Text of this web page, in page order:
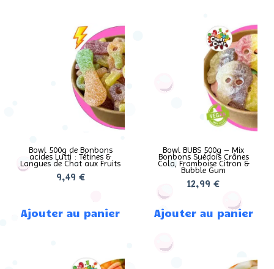
Bowl 500g de Bonbons
acides Lutti : Tétines &
Langues de Chat aux Fruits
9,49 €
Ajouter au panier
Bowl BUBS 500g – Mix
Bonbons Suédois Crânes
Cola, Framboise Citron &
Bubble Gum
12,99€
Ajouter au panier